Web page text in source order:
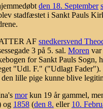
den 18. September
stadfæstet i Sankt Pauls
AF snedkersvend
3 på 5. sal. Moren var
for Sankt Pauls Sogn,
"Udl. F." ("Udlagt
lille pige kunne blive
morkun 19 år gammel,
og 1858 (den 8. eller 10.